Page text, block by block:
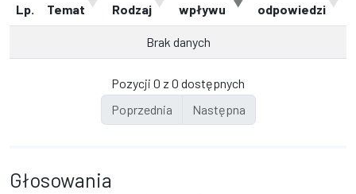
Lp. Temat Rodzaj
wpływu
odpowiedzi
Brak danych
Pozycji 0 z 0 dostępnych
Poprzednia
Następna
Głosowania